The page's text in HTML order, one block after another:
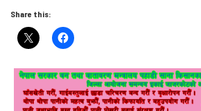
Share this: